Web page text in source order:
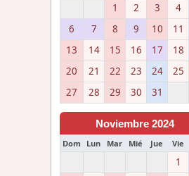
1 2 3 4
6
7 8 9 10 11
13
14 15 16 17 18
20
21 22 23 24 25
27
28 29 30 31
Noviembre 2024
Dom Lun Mar Mié Jue Vie
1